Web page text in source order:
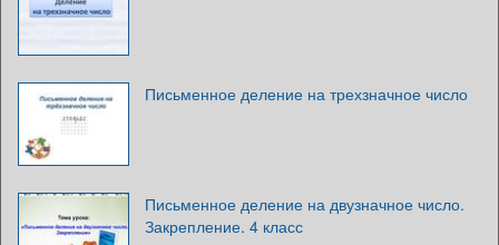
Письменное деление на трехзначное число
Письменное деление на двузначное число.
Закрепление. 4 класс